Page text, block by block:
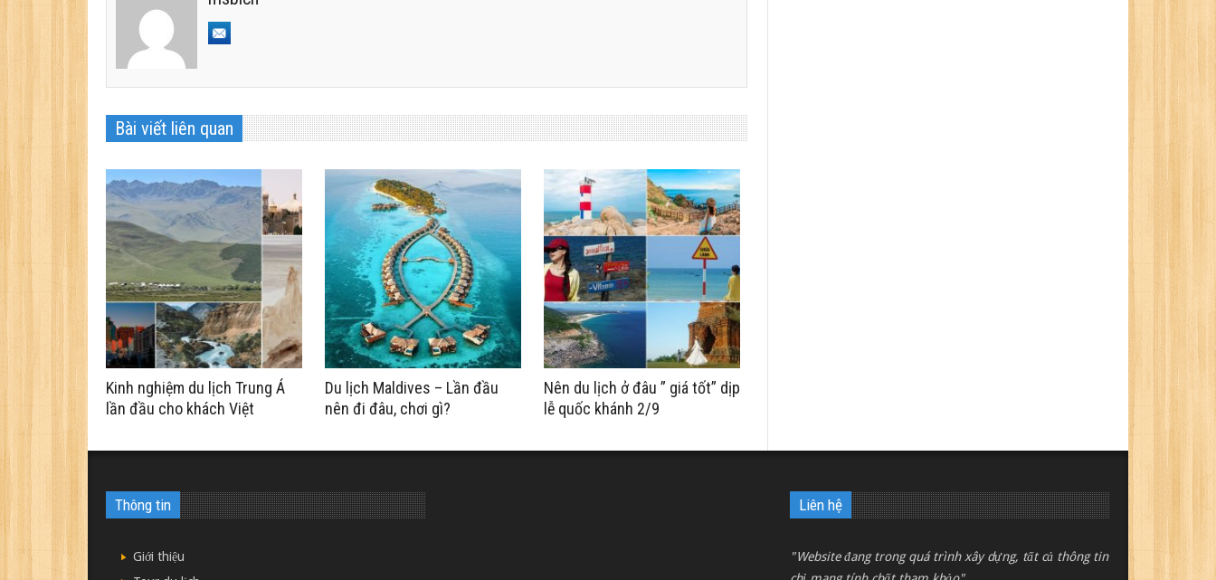
Bài viết liên quan
Kinh nghiệm du lịch Trung Á
lần đầu cho khách Việt
Du lịch Maldives – Lần đầu
nên đi đâu, chơi gì?
Nên du lịch ở đâu ” giá tốt” dịp
lễ quốc khánh 2/9
Thông tin
Giới thiệu
Liên hệ
"Website đang trong quá trình xây dựng, tất cả thông tin